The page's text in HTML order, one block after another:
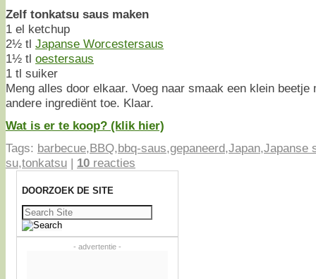
Zelf tonkatsu saus maken
1 el ketchup
2½ tl Japanse Worcestersaus
1½ tl oestersaus
1 tl suiker
Meng alles door elkaar. Voeg naar smaak een klein beetje
andere ingrediënt toe. Klaar.
Wat is er te koop? (klik hier)
Tags: barbecue,BBQ,bbq-saus,gepaneerd,Japan,Japanse
su,tonkatsu | 10 reacties
DOORZOEK DE SITE
Zoeken
naar:
- advertentie -